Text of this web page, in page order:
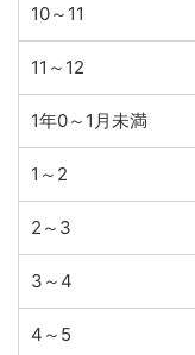
10～11
11～12
1年0～1月未満
1～2
2～3
3～4
4～5